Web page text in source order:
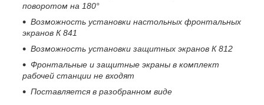
поворотом на 180°
Возможность установки настольных фронтальных
экранов К 841
Возможность установки защитных экранов К 812
Фронтальные и защитные экраны в комплект
рабочей станции не входят
Поставляется в разобранном виде